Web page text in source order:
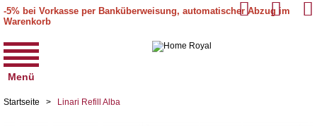
-5% bei Vorkasse per Banküberweisung, automatischer Abzug im
Warenkorb
Menü
Startseite > Linari Refill Alba